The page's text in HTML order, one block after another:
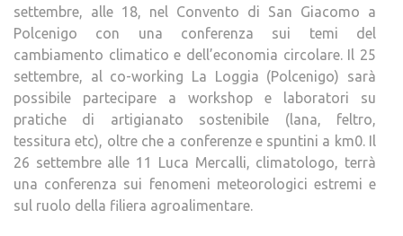
settembre, alle 18, nel Convento di San Giacomo a
Polcenigo con una conferenza sui temi del
cambiamento climatico e dell’economia circolare. Il 25
settembre, al co-working La Loggia (Polcenigo) sarà
possibile partecipare a workshop e laboratori su
pratiche di artigianato sostenibile (lana, feltro,
tessitura etc), oltre che a conferenze e spuntini a km0. Il
26 settembre alle 11 Luca Mercalli, climatologo, terrà
una conferenza sui fenomeni meteorologici estremi e
sul ruolo della filiera agroalimentare.